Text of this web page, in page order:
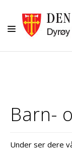
KONFIRMASJON
BRYLLUP
Barn-
Under ser dere